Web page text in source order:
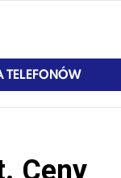
TELEFONÓW
Ceny